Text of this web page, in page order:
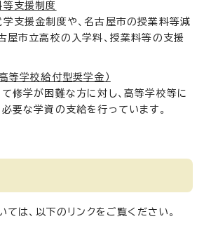
支援制度
支援金制度や、名古屋市の授業料等減
屋市立高校の入学料、授業料等の支援
等学校給付型奨学金）
修学が困難な方に対し、高等学校等に
要な学資の支給を行っています。
は、以下のリンクをご覧ください。